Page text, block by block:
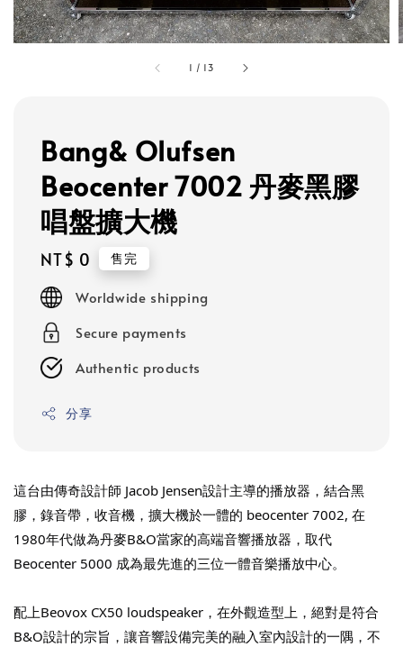
1 / 13
Bang& Olufsen
Beocenter 7002 丹麥黑膠
唱盤擴大機
Regular
price
NT$ 0 售完
Worldwide shipping
Secure payments
Authentic products
分享
這台由傳奇設計師 Jacob Jensen設計主導的播放器，結合黑
膠，錄音帶，收音機，擴大機於一體的 beocenter 7002, 在
1980年代做為丹麥B&O當家的高端音響播放器，取代
Beocenter 5000 成為最先進的三位一體音樂播放中心。
配上Beovox CX50 loudspeaker，在外觀造型上，絕對是符合
B&O設計的宗旨，讓音響設備完美的融入室內設計的一隅，不